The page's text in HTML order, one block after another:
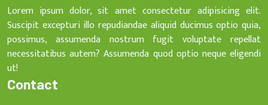
Lorem ipsum dolor, sit amet consectetur adipisicing elit.
Suscipit excepturi illo repudiandae aliquid ducimus optio quia,
possimus, assumenda nostrum fugit voluptate repellat
necessitatibus autem? Assumenda quod optio neque eligendi
ut!
Contact